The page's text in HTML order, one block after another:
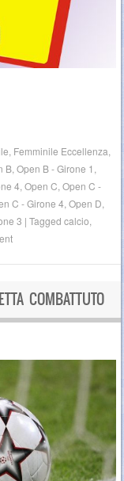
Femminile Eccellenza
B ,Open B - Girone 1
4 ,Open C ,Open C -
C - Girone 4 ,Open D
3 |Taggedcalcio
COMBATTUTO